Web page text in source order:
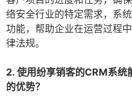
络安全行业的特定需求，系
功能，帮助企业在运营过程
律法规。
2. 使用纷享销客的CRM系统
的优势？